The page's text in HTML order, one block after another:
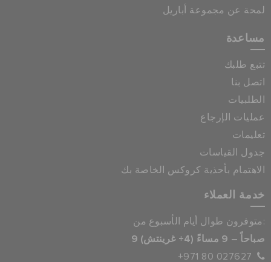
لمحة عن مجموعة أباريل
مساعدة
تتبع طلبك
اتصل بنا
الطلبيات
عمليات الإرجاع
تعليمات
جدول القياسات
الاهتمام بأحذية كروكس الخاصة بك
خدمة العملاء
متوفرون طوال أيام الأسبوع من:
9 صباحاً – 9 مساءً (4+ غرينتش)
+971 80 027627